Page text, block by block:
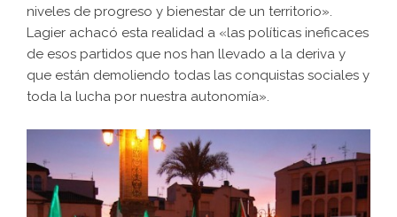
niveles de progreso y bienestar de un territorio».
Lagier achacó esta realidad a «las políticas ineficaces
de esos partidos que nos han llevado a la deriva y
que están demoliendo todas las conquistas sociales y
toda la lucha por nuestra autonomía».